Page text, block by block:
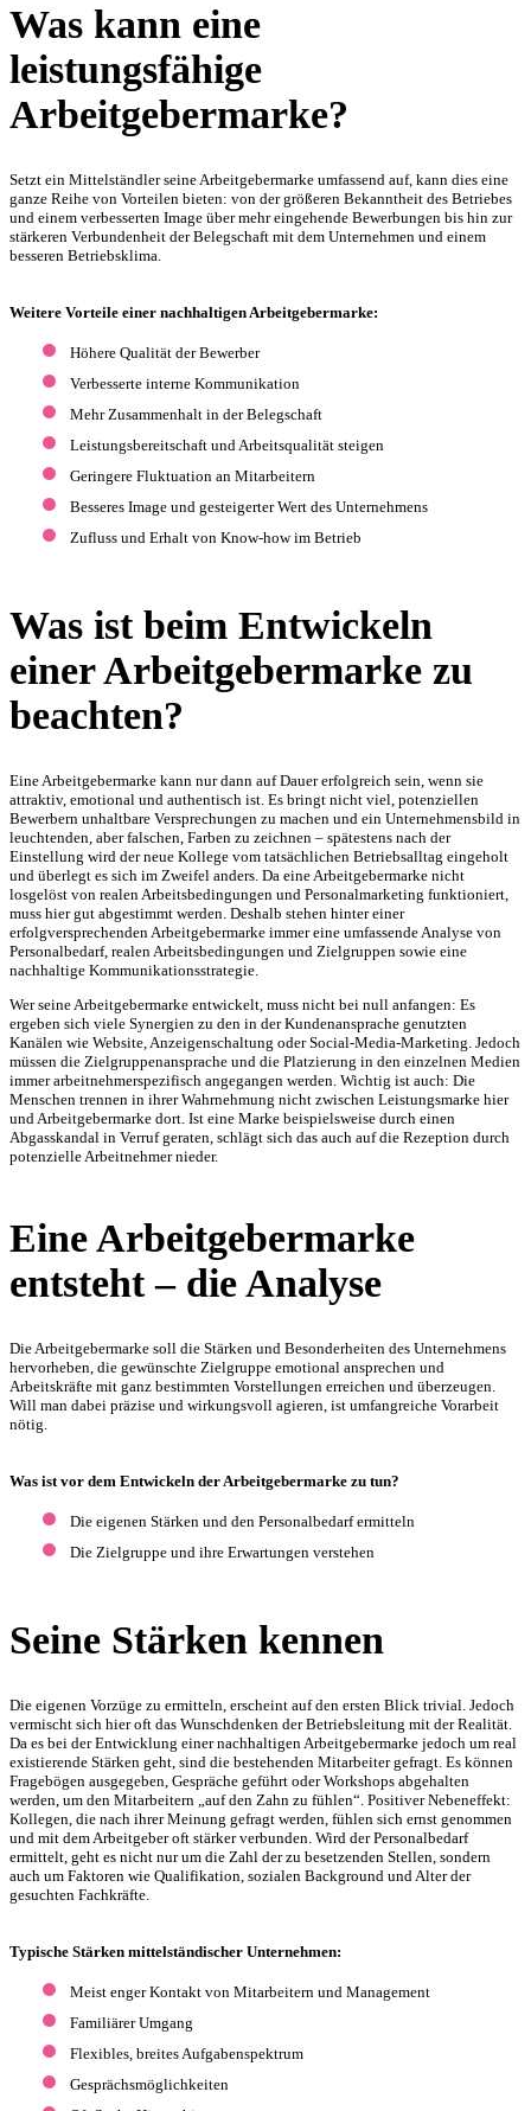
Was kann eine
leistungsfähige
Arbeitgebermarke?
Setzt ein Mittelständler seine Arbeitgebermarke umfassend auf, kann dies eine
ganze Reihe von Vorteilen bieten: von der größeren Bekanntheit des Betriebes
und einem verbesserten Image über mehr eingehende Bewerbungen bis hin zur
stärkeren Verbundenheit der Belegschaft mit dem Unternehmen und einem
besseren Betriebsklima.
Weitere Vorteile einer nachhaltigen Arbeitgebermarke:
Höhere Qualität der Bewerber
Verbesserte interne Kommunikation
Mehr Zusammenhalt in der Belegschaft
Leistungsbereitschaft und Arbeitsqualität steigen
Geringere Fluktuation an Mitarbeitern
Besseres Image und gesteigerter Wert des Unternehmens
Zufluss und Erhalt von Know-how im Betrieb
Was ist beim Entwickeln
einer Arbeitgebermarke zu
beachten?
Eine Arbeitgebermarke kann nur dann auf Dauer erfolgreich sein, wenn sie
attraktiv, emotional und authentisch ist. Es bringt nicht viel, potenziellen
Bewerbern unhaltbare Versprechungen zu machen und ein Unternehmensbild in
leuchtenden, aber falschen, Farben zu zeichnen – spätestens nach der
Einstellung wird der neue Kollege vom tatsächlichen Betriebsalltag eingeholt
und überlegt es sich im Zweifel anders. Da eine Arbeitgebermarke nicht
losgelöst von realen Arbeitsbedingungen und Personalmarketing funktioniert,
muss hier gut abgestimmt werden. Deshalb stehen hinter einer
erfolgversprechenden Arbeitgebermarke immer eine umfassende Analyse von
Personalbedarf, realen Arbeitsbedingungen und Zielgruppen sowie eine
nachhaltige Kommunikationsstrategie.
Wer seine Arbeitgebermarke entwickelt, muss nicht bei null anfangen: Es
ergeben sich viele Synergien zu den in der Kundenansprache genutzten
Kanälen wie Website, Anzeigenschaltung oder Social-Media-Marketing. Jedoch
müssen die Zielgruppenansprache und die Platzierung in den einzelnen Medien
immer arbeitnehmerspezifisch angegangen werden. Wichtig ist auch: Die
Menschen trennen in ihrer Wahrnehmung nicht zwischen Leistungsmarke hier
und Arbeitgebermarke dort. Ist eine Marke beispielsweise durch einen
Abgasskandal in Verruf geraten, schlägt sich das auch auf die Rezeption durch
potenzielle Arbeitnehmer nieder.
Eine Arbeitgebermarke
entsteht – die Analyse
Die Arbeitgebermarke soll die Stärken und Besonderheiten des Unternehmens
hervorheben, die gewünschte Zielgruppe emotional ansprechen und
Arbeitskräfte mit ganz bestimmten Vorstellungen erreichen und überzeugen.
Will man dabei präzise und wirkungsvoll agieren, ist umfangreiche Vorarbeit
nötig.
Was ist vor dem Entwickeln der Arbeitgebermarke zu tun?
Die eigenen Stärken und den Personalbedarf ermitteln
Die Zielgruppe und ihre Erwartungen verstehen
Seine Stärken kennen
Die eigenen Vorzüge zu ermitteln, erscheint auf den ersten Blick trivial. Jedoch
vermischt sich hier oft das Wunschdenken der Betriebsleitung mit der Realität.
Da es bei der Entwicklung einer nachhaltigen Arbeitgebermarke jedoch um real
existierende Stärken geht, sind die bestehenden Mitarbeiter gefragt. Es können
Fragebögen ausgegeben, Gespräche geführt oder Workshops abgehalten
werden, um den Mitarbeitern „auf den Zahn zu fühlen“. Positiver Nebeneffekt:
Kollegen, die nach ihrer Meinung gefragt werden, fühlen sich ernst genommen
und mit dem Arbeitgeber oft stärker verbunden. Wird der Personalbedarf
ermittelt, geht es nicht nur um die Zahl der zu besetzenden Stellen, sondern
auch um Faktoren wie Qualifikation, sozialen Background und Alter der
gesuchten Fachkräfte.
Typische Stärken mittelständischer Unternehmen:
Meist enger Kontakt von Mitarbeitern und Management
Familiärer Umgang
Flexibles, breites Aufgabenspektrum
Gesprächsmöglichkeiten